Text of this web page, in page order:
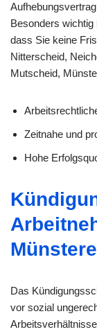
Besonders wichtig
dass Sie keine
Nitterscheid,
Mutscheid,
Zeitnahe und
Hohe
Das
vor sozial